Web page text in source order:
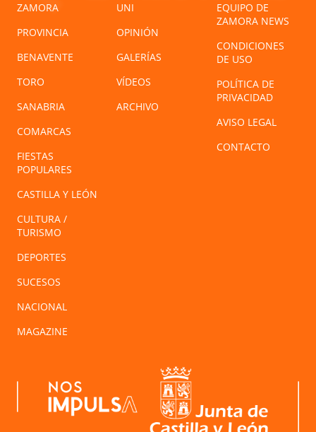
ZAMORA
PROVINCIA
BENAVENTE
TORO
SANABRIA
COMARCAS
FIESTAS
POPULARES
CASTILLA Y LEÓN
CULTURA /
TURISMO
DEPORTES
SUCESOS
NACIONAL
MAGAZINE
UNI
OPINIÓN
GALERÍAS
VÍDEOS
ARCHIVO
EQUIPO DE
ZAMORA NEWS
CONDICIONES
DE USO
POLÍTICA DE
PRIVACIDAD
AVISO LEGAL
CONTACTO